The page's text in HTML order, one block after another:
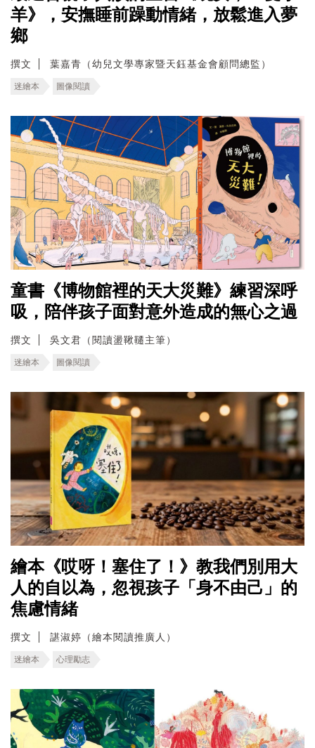
羊》，安撫睡前躁動情緒，放鬆進入夢
鄉
撰文 葉嘉青（幼兒文學專家暨天鈺基金會顧問總監）
迷繪本 圖像閱讀
童書《博物館裡的天大災難》練習深呼
吸，陪伴孩子面對意外造成的無心之過
撰文 吳文君（閱讀盪鞦韆主筆）
迷繪本 圖像閱讀
繪本《哎呀！塞住了！》教我們別用大
人的自以為，忽視孩子「身不由己」的
焦慮情緒
撰文 諶淑婷（繪本閱讀推廣人）
迷繪本 心理勵志